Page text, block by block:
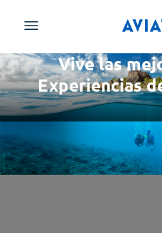
Vive las
Experiencias